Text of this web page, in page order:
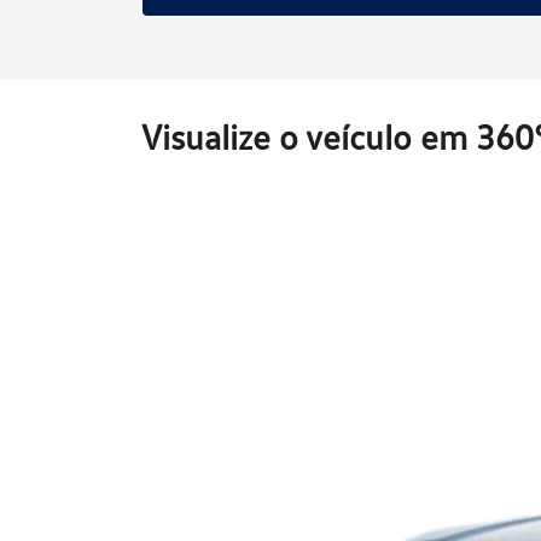
Visualize o veículo em